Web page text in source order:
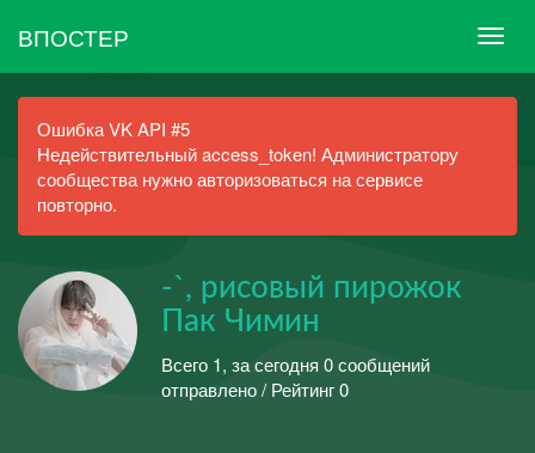
ВПОСТЕР
Ошибка VK API #5
Недействительный access_token! Администратору
сообщества нужно авторизоваться на сервисе
повторно.
-`, рисовый пирожок
Пак Чимин
Всего 1, за сегодня 0 сообщений
отправлено / Рейтинг 0